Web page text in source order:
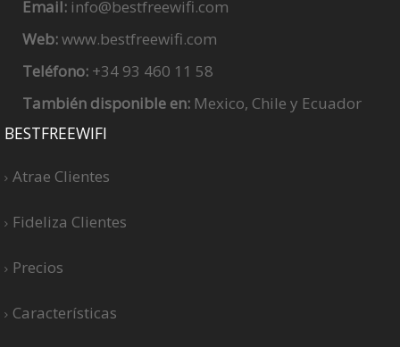
Email: info@bestfreewifi.com
Web:www.bestfreewifi.com
Teléfono: +34 93 460 11 58
También disponible en: Mexico, Chile y Ecuador
BESTFREEWIFI
Atrae Clientes
Fideliza Clientes
Precios
Características